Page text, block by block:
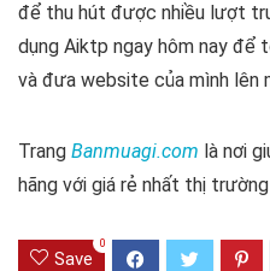
để thu hút được nhiều lượt
dụng Aiktp ngay hôm nay để
và đưa website của mình lên
Trang Banmuagi.com là nơi
hãng với giá rẻ nhất thị trường
Save
0